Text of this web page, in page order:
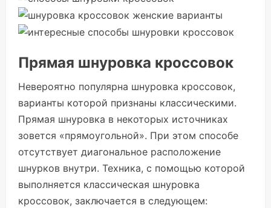
Прямая шнуровка кроссовок
Невероятно популярна шнуровка кроссовок,
варианты которой признаны классическими.
Прямая шнуровка в некоторых источниках
зовется «прямоугольной». При этом способе
отсутствует диагональное расположение
шнурков внутри. Техника, с помощью которой
выполняется классическая шнуровка
кроссовок, заключается в следующем: